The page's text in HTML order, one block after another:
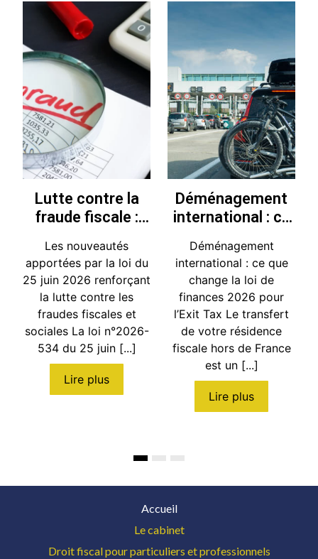
Lutte contre la
fraude fiscale :
nouveautés de la
loi du 25 juin 2026
?
Les nouveautés
apportées par la loi du
25 juin 2026 renforçant
la lutte contre les
fraudes fiscales et
sociales La loi n°2026-
534 du 25 juin [...]
Lire plus
Déménagement
international : ce
de finances 2026
pour l’Exit Tax
Déménagement
international : ce que
change la loi de
finances 2026 pour
l’Exit Tax Le transfert
de votre résidence
fiscale hors de France
est un [...]
Lire plus
Accueil
Le cabinet
Droit fiscal pour particuliers et professionnels